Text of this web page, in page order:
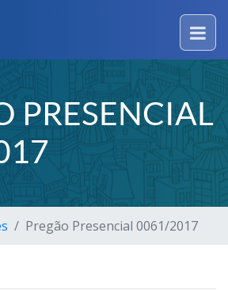
PRESENCIAL
Pregão Presencial 0061/2017